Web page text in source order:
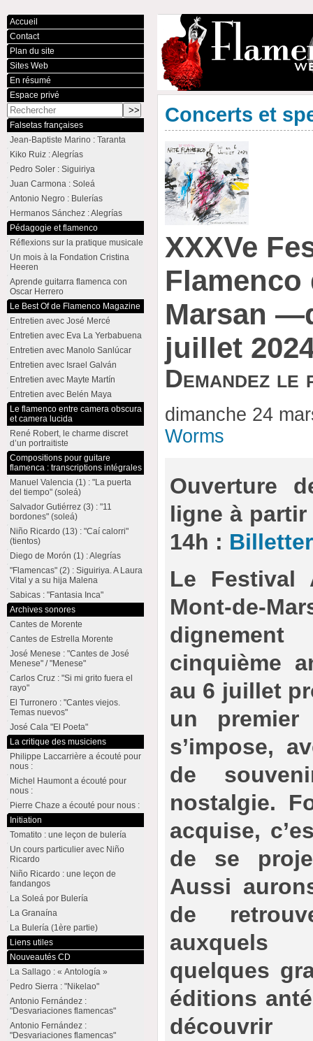
Concerts et
XXXVe
Flamenco
Marsan
juillet
Demandez le
dimanche 24
Worms
Ouverture
ligne à
14h :
Le Festival
Mont-
cinquième
au 6 juillet
un premier
s’impose,
de
nostalgie.
acquise,
de se
Aussi
de
quelques
éditions
Accueil
Contact
Plan du site
Sites Web
En résumé
Espace privé
Falsetas françaises
Jean-Baptiste Marino : Taranta
Kiko Ruiz : Alegrías
Pedro Soler : Siguiriya
Juan Carmona : Soleá
Antonio Negro : Bulerías
Hermanos Sánchez : Alegrías
Pédagogie et flamenco
Réflexions sur la pratique musicale
Un mois à la Fondation Cristina
Heeren
Aprende guitarra flamenca con
Oscar Herrero
Le Best Of de Flamenco Magazine
Entretien avec José Mercé
Entretien avec Eva La Yerbabuena
Entretien avec Manolo Sanlúcar
Entretien avec Israel Galván
Entretien avec Mayte Martín
Entretien avec Belén Maya
Le flamenco entre camera obscura
et camera lucida
René Robert, le charme discret
d’un portraitiste
Compositions pour guitare
flamenca : transcriptions intégrales
Manuel Valencia (1) : "La puerta
del tiempo" (soleá)
Salvador Gutiérrez (3) : "11
bordones" (soleá)
Niño Ricardo (13) : "Caí calorri"
(tientos)
Diego de Morón (1) : Alegrías
"Flamencas" (2) : Siguiriya. A Laura
Vital y a su hija Malena
Sabicas : "Fantasia Inca"
Archives sonores
Cantes de Morente
Cantes de Estrella Morente
José Menese : "Cantes de José
Menese" / "Menese"
Carlos Cruz : "Si mi grito fuera el
rayo"
El Turronero : "Cantes viejos.
Temas nuevos"
José Cala "El Poeta"
La critique des musiciens
Philippe Laccarrière a écouté pour
nous :
Michel Haumont a écouté pour
nous :
Pierre Chaze a écouté pour nous :
Initiation
Tomatito : une leçon de bulería
Un cours particulier avec Niño
Ricardo
Niño Ricardo : une leçon de
fandangos
La Soleá por Bulería
La Granaína
La Bulería (1ère partie)
Liens utiles
Nouveautés CD
La Sallago : « Antología »
Pedro Sierra : "Nikelao"
Antonio Fernández :
"Desvariaciones flamencas"
Antonio Fernández :
"Desvariaciones flamencas"